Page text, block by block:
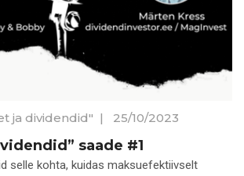
ja dividendid" | 25/10/2023
saade #1
selle kohta, kuidas maksuefektiivselt